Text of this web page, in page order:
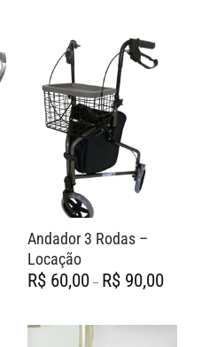
Andador 3 Rodas –
Locação
R$60,00 – R$90,00Faixa
de
através